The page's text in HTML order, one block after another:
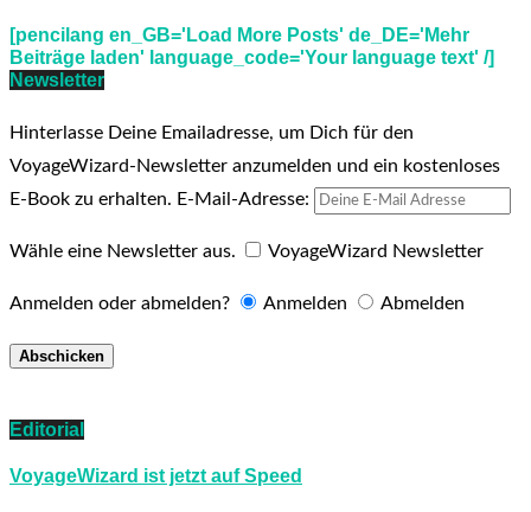
[pencilang en_GB='Load More Posts' de_DE='Mehr
Beiträge laden' language_code='Your language text' /]
Newsletter
Hinterlasse Deine Emailadresse, um Dich für den
VoyageWizard-Newsletter anzumelden und ein kostenloses
E-Book zu erhalten. E-Mail-Adresse:
Wähle eine Newsletter aus. VoyageWizard Newsletter
Anmelden oder abmelden? Anmelden Abmelden
Editorial
VoyageWizard ist jetzt auf Speed